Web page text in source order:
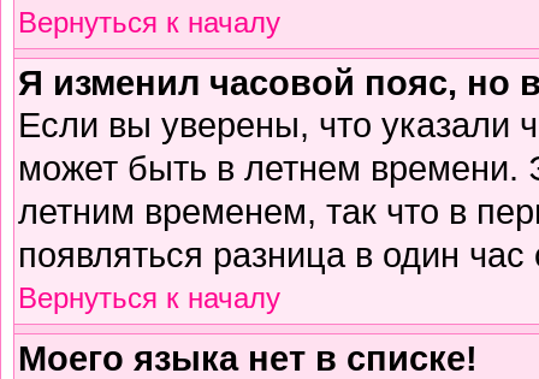
Вернуться к началу
Я изменил часовой пояс, но
Если вы уверены, что указали
может быть в летнем времени.
летним временем, так что в
появляться разница в один
Вернуться к началу
Моего языка нет в списке!